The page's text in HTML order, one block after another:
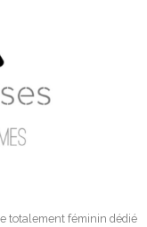
totalement féminin dédié